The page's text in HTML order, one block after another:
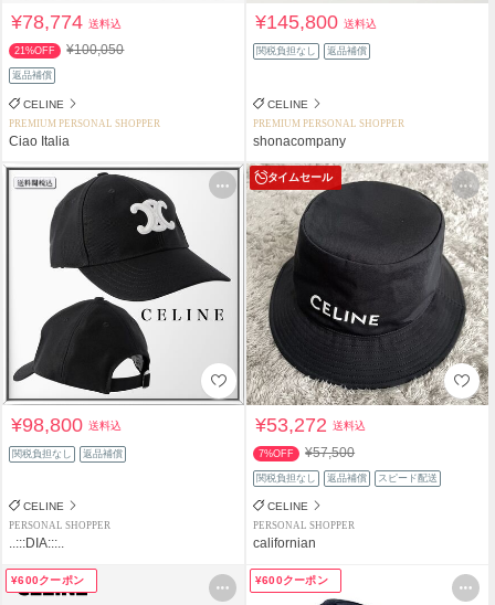
¥78,774送料込
21%OFF ¥100,050
返品補償
CELINE
PREMIUM PERSONAL SHOPPER
Ciao Italia
¥145,800送料込
関税負担なし 返品補償
CELINE
PREMIUM PERSONAL SHOPPER
shonacompany
¥98,800送料込
関税負担なし 返品補償
CELINE
PERSONAL SHOPPER
..:::DIA:::..
タイムセール
¥53,272送料込
7%OFF ¥57,500
関税負担なし 返品補償 スピード配送
CELINE
PERSONAL SHOPPER
californian
¥600クーポン ¥600クーポン